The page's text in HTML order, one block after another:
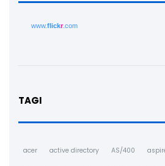
www.flickr.com
TAGI
acer active directory AS/400